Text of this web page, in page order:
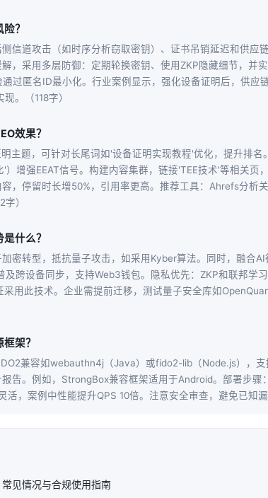
？
信道攻击（如时序分析窃取密钥）、证书吊销延迟和供应
，采用多层防御：定期轮换密钥、使用ZKP隐藏细节，并
过匿名ID最小化。行业案例显示，强化设备证明后，供应
。（118字）
效果？
主题，可针对长尾词如'设备证明实现教程'优化，提升排名
增强EEAT信号。构建内容集群，链接'TEE技术'等相关页
，停留时长增50%，引用率更高。推荐工具：Ahrefs分析
）
什么？
密转型，抵抗量子攻击，如采用Kyber算法。同时，融合
及跨设备同步，支持Web3钱包。隐私优先：ZKP和联邦学
采用此技术。企业需提前迁移，测试量子安全库如
架？
兼容如webauthn4j（Java）或fido2-lib（Node.js），支
告。例如，StrongBox兼容框架适用于Android。部署步骤
活，案例中性能提升QPS 10倍。注意安全审查，避免已知漏
见情况与合规使用指南